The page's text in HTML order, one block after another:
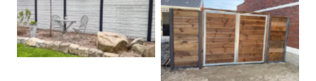
Betonschutting
Dubbele poort